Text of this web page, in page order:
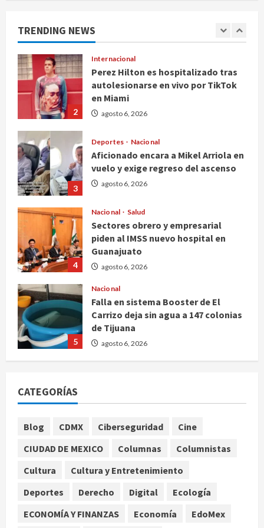
TRENDING NEWS
1
2
Internacional
Perez Hilton es hospitalizado tras
autolesionarse en vivo por TikTok
en Miami
agosto 6, 2026
3
Deportes Nacional
Aficionado encara a Mikel Arriola en
vuelo y exige regreso del ascenso
agosto 6, 2026
4
Nacional Salud
Sectores obrero y empresarial
piden al IMSS nuevo hospital en
Guanajuato
agosto 6, 2026
5
Nacional
Falla en sistema Booster de El
Carrizo deja sin agua a 147 colonias
de Tijuana
agosto 6, 2026
pesos en CDMX
Perez Hilton es hospitalizado tras
autolesionarse en vivo por TikTok
agosto 6, 2026
CATEGORÍAS
Blog CDMX Ciberseguridad
Cine
CIUDAD DE MEXICO
Columnas
Columnistas
Cultura
Cultura y Entretenimiento
Deportes
Derecho Digital
Ecología
ECONOMÍA Y FINANZAS
Economía EdoMex